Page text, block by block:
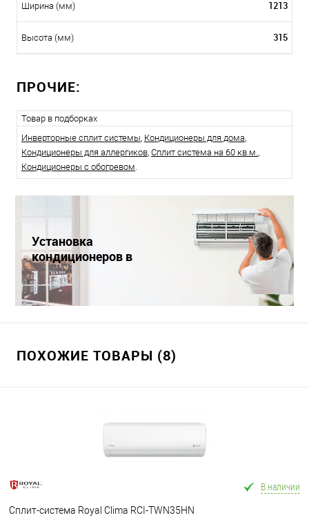
Ширина (мм) 1213
Высота (мм) 315
ПРОЧИЕ:
Товар в подборках
Инверторные сплит системы, Кондиционеры для дома,
Кондиционеры для аллергиков, Сплит система на 60 кв.м.,
Кондиционеры с обогревом.
Установка
кондиционеров в
Краснодаре
ПОХОЖИЕ ТОВАРЫ (8)
В наличии
Сплит-система Royal Clima RCI-TWN35HN